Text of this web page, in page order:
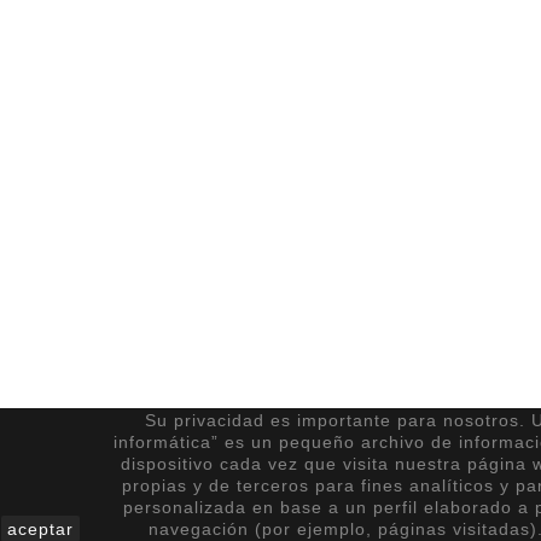
aceptar
Su privacidad es importante para nosotros.
informática” es un pequeño archivo de
dispositivo cada vez que visita nuestra página
propias y de terceros para fines analíticos y
personalizada en base a un perfil elaborado a
navegación (por ejemplo, páginas